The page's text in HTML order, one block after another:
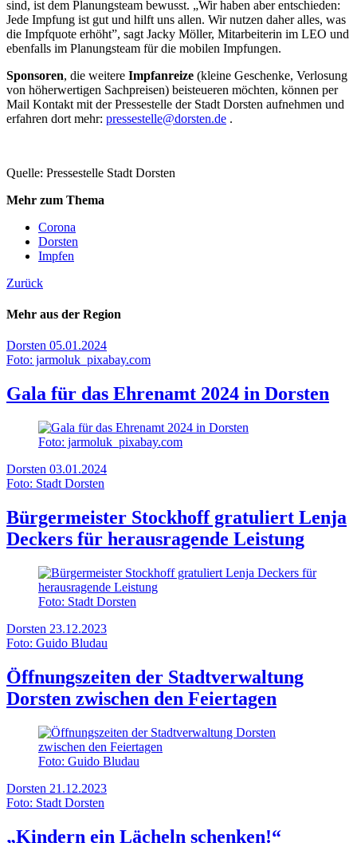
sind, ist dem Planungsteam bewusst. „Wir haben aber entschieden:
Jede Impfung ist gut und hilft uns allen. Wir nutzen daher alles, was
die Impfquote erhöht”, sagt Jacky Möller, Mitarbeiterin im LEO und
ebenfalls im Planungsteam für die mobilen Impfungen.
Sponsoren, die weitere Impfanreize (kleine Geschenke, Verlosung
von höherwertigen Sachpreisen) beisteueren möchten, können per
Mail Kontakt mit der Pressestelle der Stadt Dorsten aufnehmen und
erfahren dort mehr: pressestelle@dorsten.de .
Quelle: Pressestelle Stadt Dorsten
Mehr zum Thema
Corona
Dorsten
Impfen
Zurück
Mehr aus der Region
Dorsten 05.01.2024
Foto: jarmoluk_pixabay.com
Gala für das Ehrenamt 2024 in Dorsten
Foto: jarmoluk_pixabay.com
Dorsten 03.01.2024
Foto: Stadt Dorsten
Bürgermeister Stockhoff gratuliert Lenja
Deckers für herausragende Leistung
Foto: Stadt Dorsten
Dorsten 23.12.2023
Foto: Guido Bludau
Öffnungszeiten der Stadtverwaltung
Dorsten zwischen den Feiertagen
Foto: Guido Bludau
Dorsten 21.12.2023
Foto: Stadt Dorsten
„Kindern ein Lächeln schenken!“